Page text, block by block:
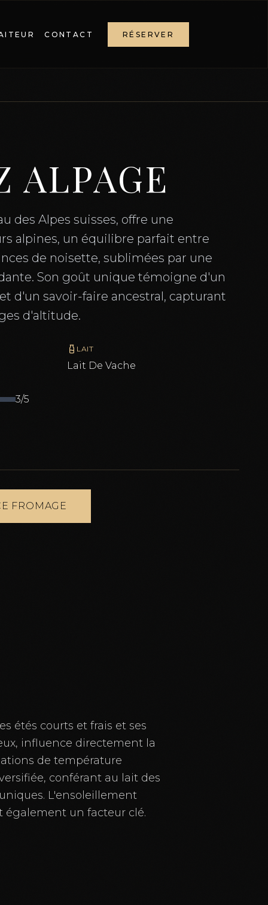
CONTACT RÉSERVER
ALPAGE
des Alpes suisses, offre une
alpines, un équilibre parfait entre
de noisette, sublimées par une
Son goût unique témoigne d'un
d'un savoir-faire ancestral, capturant
d'altitude.
LAIT
Lait De Vache
3/5
FROMAGE
étés courts et frais et ses
influence directement la
de température
conférant au lait des
L'ensoleillement
également un facteur clé.